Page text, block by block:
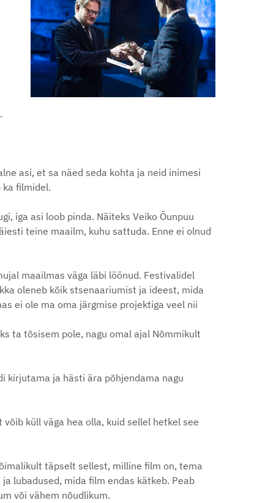
asi, et sa näed seda kohta ja neid inimesi
filmidel.
iga asi loob pinda. Näiteks Veiko Õunpuu
teine maailm, kuhu sattuda. Enne ei olnud
maailmas väga läbi löönud. Festivalidel
oleneb kõik stsenaariumist ja ideest, mida
ei ole ma oma järgmise projektiga veel nii
ta tõsisem pole, nagu omal ajal Nõmmikult
kirjutama ja hästi ära põhjendama nagu
küll väga hea olla, kuid sellel hetkel see
täpselt sellest, milline film on, tema
lubadused, mida film endas kätkeb. Peab
või vähem nõudlikum.